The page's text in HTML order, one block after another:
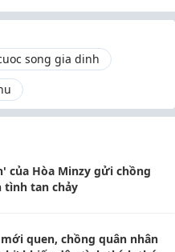
song gia dinh
của Hòa Minzy gửi chồng
tình tan chảy
quen, chồng quân nhân